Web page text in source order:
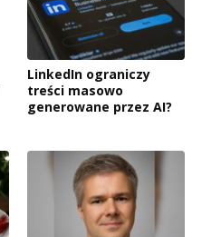
LinkedIn ograniczy
treści masowo
generowane przez AI?